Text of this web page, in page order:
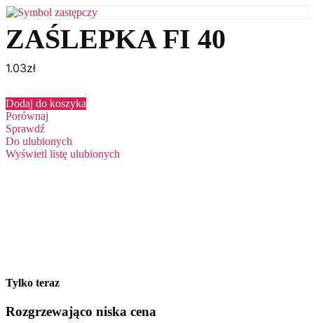
ZAŚLEPKA FI 40
1.03zł
Dodaj do koszyka
Porównaj
Sprawdź
Do ulubionych
Wyświetl listę ulubionych
Tylko teraz
Rozgrzewająco niska cena